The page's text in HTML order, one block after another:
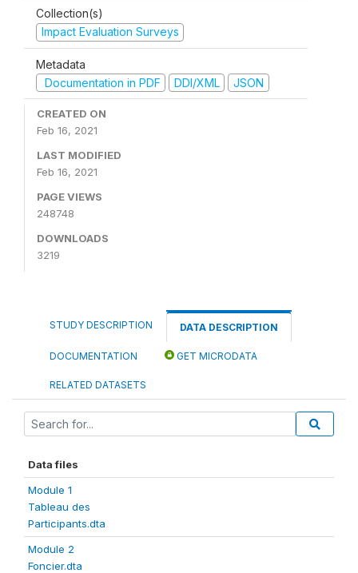
Collection(s)
Impact Evaluation Surveys
Metadata
Documentation in PDF
DDI/XML JSON
CREATED ON
Feb 16, 2021
LAST MODIFIED
Feb 16, 2021
PAGE VIEWS
248748
DOWNLOADS
3219
STUDY DESCRIPTION DATA DESCRIPTION
DOCUMENTATION GET MICRODATA
RELATED DATASETS
Data files
Module 1
Tableau des
Participants.dta
Module 2
Foncier.dta